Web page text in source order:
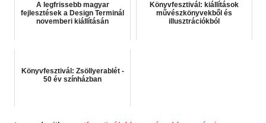
A legfrissebb magyar
fejlesztések a Design Terminál
novemberi kiállításán
Könyvfesztivál: kiállítások
művészkönyvekből és
illusztrációkból
Könyvfesztivál: Zsöllyerablét -
50 év színházban